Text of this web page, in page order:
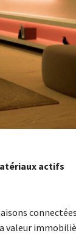
actifs
valeur